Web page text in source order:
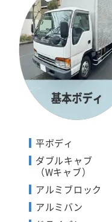
平ボディ
ダブルキャブ
（Wキャブ）
アルミブロック
アルミバン